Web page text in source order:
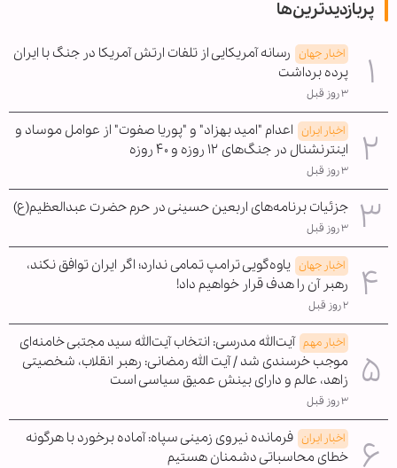
پربازدیدترین‌ها
اخبار جهان رسانه آمریکایی از تلفات ارتش آمریکا در جنگ با ایران
پرده برداشت
۳ روز قبل
اخبار ایران اعدام "امید بهزاد" و "پوریا صفوت" از عوامل موساد و
اینترنشنال در جنگ‌های ۱۲ روزه و ۴۰ روزه
۳ روز قبل
جزئیات برنامه‌های اربعین حسینی در حرم حضرت عبدالعظیم(ع)
۳ روز قبل
اخبار جهان یاوه‌گویی ترامپ تمامی ندارد؛ اگر ایران توافق نکند،
رهبر آن را هدف قرار خواهیم داد!
۲ روز قبل
اخبار مهم آیت‌الله مدرسی: انتخاب آیت‌الله سید مجتبی خامنه‌ای
موجب خرسندی شد / آیت الله رمضانی: رهبر انقلاب، شخصیتی
زاهد، عالم و دارای بینش عمیق سیاسی است
۳ روز قبل
اخبار ایران فرمانده نیروی زمینی سپاه: آماده برخورد با هرگونه
خطای محاسباتی دشمنان هستیم